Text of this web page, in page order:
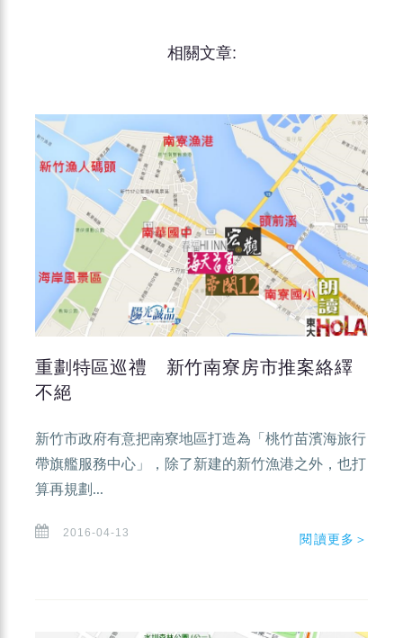
相關文章:
重劃特區巡禮 新竹南寮房市推案絡繹
不絕
新竹市政府有意把南寮地區打造為「桃竹苗濱海旅行
帶旗艦服務中心」，除了新建的新竹漁港之外，也打
算再規劃...
2016-04-13 閱讀更多＞